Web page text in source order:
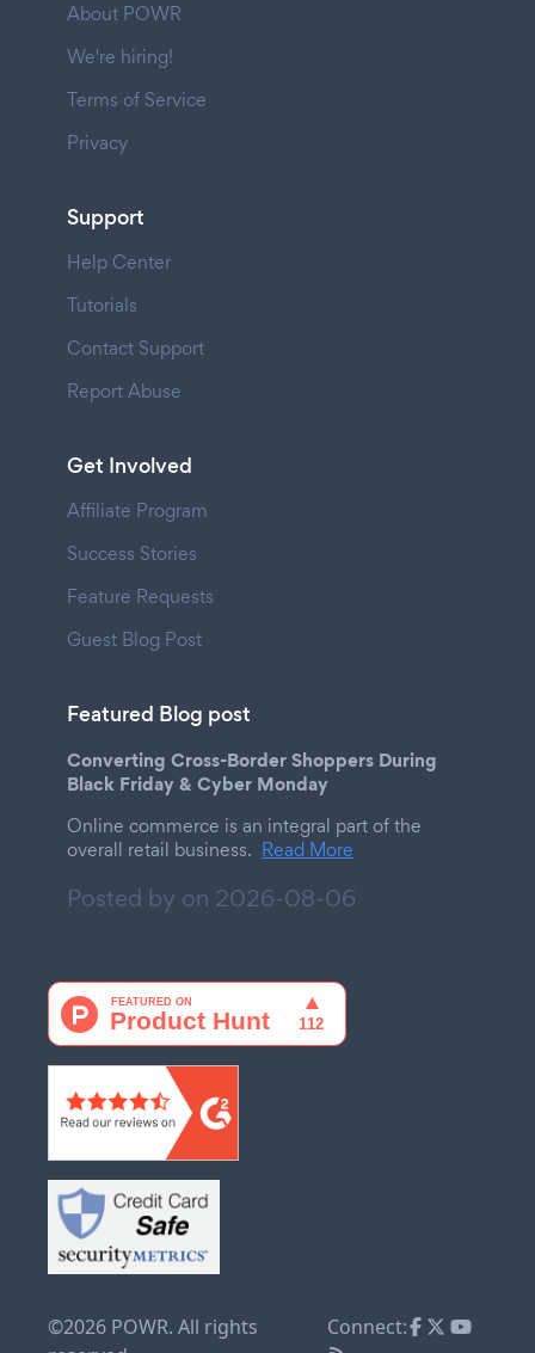
About POWR
We're hiring!
Terms of Service
Privacy
Support
Help Center
Tutorials
Contact Support
Report Abuse
Get Involved
Affiliate Program
Success Stories
Feature Requests
Guest Blog Post
Featured Blog post
Converting Cross-Border Shoppers During
Black Friday & Cyber Monday
Online commerce is an integral part of the
overall retail business. Read More
Posted by on 2026-08-06
©2026 POWR. All rights
Connect: